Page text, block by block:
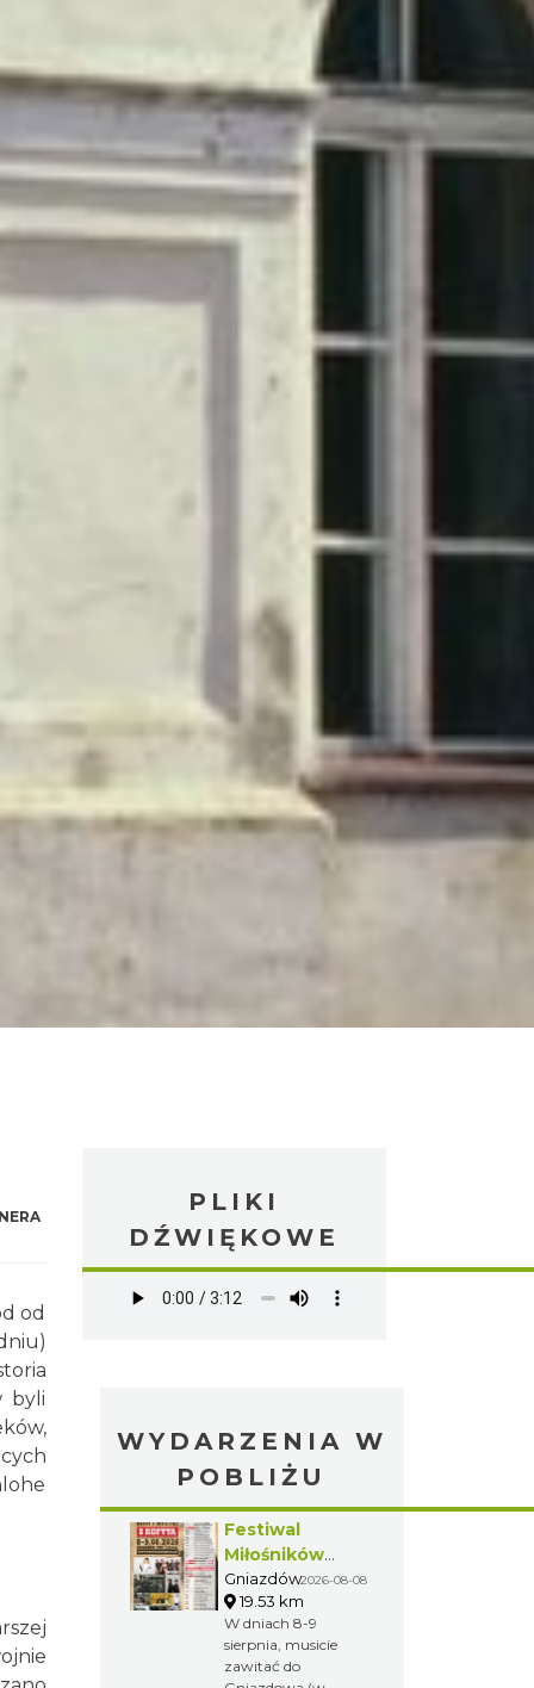
od
byli
PLIKI
DŹWIĘKOWE
WYDARZENIA W
POBLIŻU
Festiwal
Miłośników
Koni i Muzyki "Z
Kopyta"
Gniazdów2026-08-08
19.53 km
W dniach 8-9
sierpnia, musicie
zawitać do